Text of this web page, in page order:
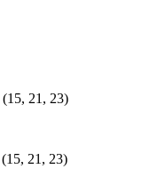
(15, 21, 23)
(15, 21, 23)